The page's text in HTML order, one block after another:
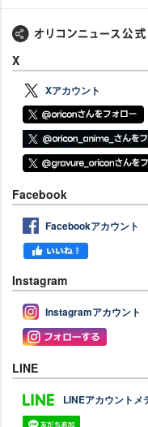
X
Xアカウント
Facebook
Facebookアカウント
Instagram
Instagramアカウント
LINE
LINEアカウントメ